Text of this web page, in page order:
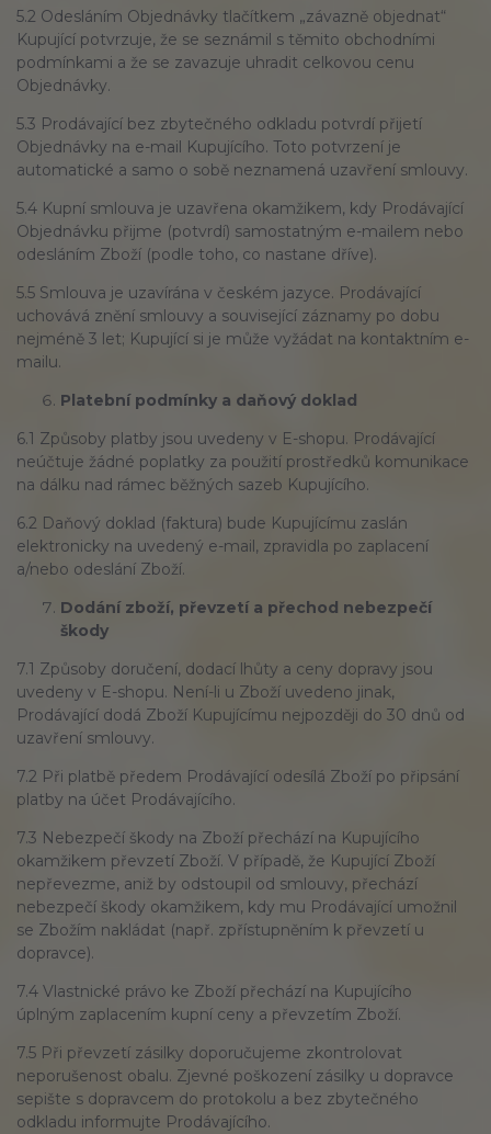
5.2 Odesláním Objednávky tlačítkem „závazně objednat“
Kupující potvrzuje, že se seznámil s těmito obchodními
podmínkami a že se zavazuje uhradit celkovou cenu
Objednávky.
5.3 Prodávající bez zbytečného odkladu potvrdí přijetí
Objednávky na e-mail Kupujícího. Toto potvrzení je
automatické a samo o sobě neznamená uzavření smlouvy.
5.4 Kupní smlouva je uzavřena okamžikem, kdy Prodávající
Objednávku přijme (potvrdí) samostatným e-mailem nebo
odesláním Zboží (podle toho, co nastane dříve).
5.5 Smlouva je uzavírána v českém jazyce. Prodávající
uchovává znění smlouvy a související záznamy po dobu
nejméně 3 let; Kupující si je může vyžádat na kontaktním e-
mailu.
Platební podmínky a daňový doklad
6.1 Způsoby platby jsou uvedeny v E-shopu. Prodávající
neúčtuje žádné poplatky za použití prostředků komunikace
na dálku nad rámec běžných sazeb Kupujícího.
6.2 Daňový doklad (faktura) bude Kupujícímu zaslán
elektronicky na uvedený e-mail, zpravidla po zaplacení
a/nebo odeslání Zboží.
Dodání zboží, převzetí a přechod nebezpečí
škody
7.1 Způsoby doručení, dodací lhůty a ceny dopravy jsou
uvedeny v E-shopu. Není-li u Zboží uvedeno jinak,
Prodávající dodá Zboží Kupujícímu nejpozději do 30 dnů od
uzavření smlouvy.
7.2 Při platbě předem Prodávající odesílá Zboží po připsání
platby na účet Prodávajícího.
7.3 Nebezpečí škody na Zboží přechází na Kupujícího
okamžikem převzetí Zboží. V případě, že Kupující Zboží
nepřevezme, aniž by odstoupil od smlouvy, přechází
nebezpečí škody okamžikem, kdy mu Prodávající umožnil
se Zbožím nakládat (např. zpřístupněním k převzetí u
dopravce).
7.4 Vlastnické právo ke Zboží přechází na Kupujícího
úplným zaplacením kupní ceny a převzetím Zboží.
7.5 Při převzetí zásilky doporučujeme zkontrolovat
neporušenost obalu. Zjevné poškození zásilky u dopravce
sepište s dopravcem do protokolu a bez zbytečného
odkladu informujte Prodávajícího.